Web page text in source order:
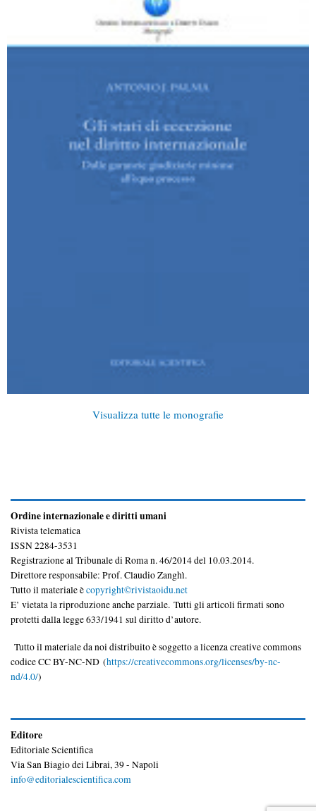
Visualizza tutte le monografie
Ordine internazionale e diritti umani
Rivista telematica
ISSN 2284-3531
Registrazione al Tribunale di Roma n. 46/2014 del 10.03.2014.
Direttore responsabile: Prof. Claudio Zanghì.
Tutto il materiale ècopyright©rivistaoidu.net
E’ vietata la riproduzione anche parziale. Tutti gli articoli firmati sono
protetti dalla legge 633/1941 sul diritto d’autore.
Tutto il materiale da noi distribuito è soggetto a licenza creative commons
codice CC BY-NC-ND (https://creativecommons.org/licenses/by-nc-
nd/4.0/)
Editore
Editoriale Scientifica
Via San Biagio dei Librai, 39 - Napoli
info@editorialescientifica.com